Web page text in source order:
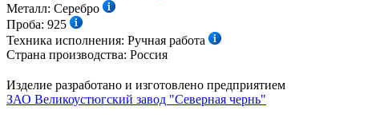
Металл: Серебро
Проба: 925
Техника исполнения: Ручная работа
Страна производства: Россия
Изделие разработано и изготовлено предприятием
ЗАО Великоустюгский завод "Северная чернь"